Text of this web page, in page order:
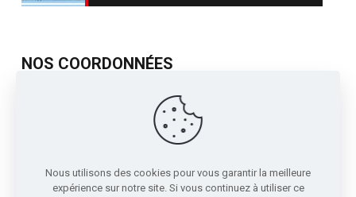
NOS COORDONNÉES
717, Avenue de St Quentin
sori@sori.fr
Nous utilisons des cookies pour vous garantir la meilleure
expérience sur notre site. Si vous continuez à utiliser ce